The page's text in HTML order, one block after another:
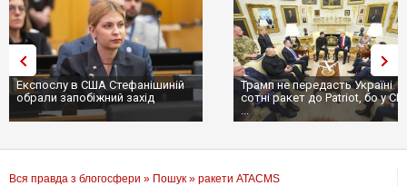
Експослу в США Стефанішиній
обрали запобіжний захід
Трамп не передасть Україні
сотні ракет до Patriot, бо у
...
Вся правда з блогосфери » Пошук » ракети ATACMS